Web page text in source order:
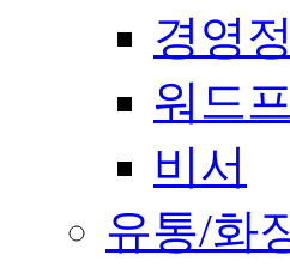
경영
워드
비서
유통/화